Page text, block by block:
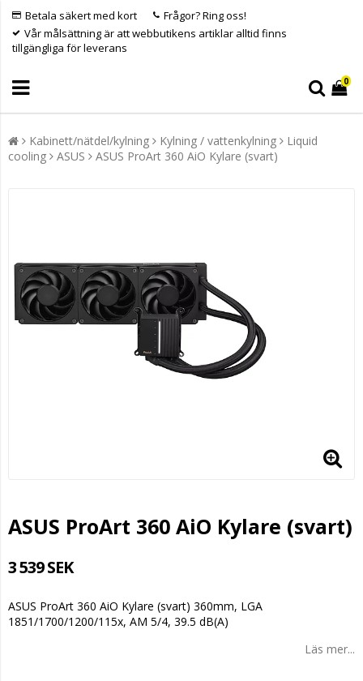
Betala säkert med kort
Frågor? Ring oss!
Vår målsättning är att webbutikens artiklar alltid finns
tillgängliga för leverans
0
Kabinett/nätdel/kylning Kylning / vattenkylning
Liquid
cooling
ASUS ASUS ProArt 360 AiO Kylare (svart)
ASUS ProArt 360 AiO Kylare (svart)
3 539 SEK
ASUS ProArt 360 AiO Kylare (svart) 360mm, LGA
1851/1700/1200/115x, AM 5/4, 39.5 dB(A)
Läs mer...